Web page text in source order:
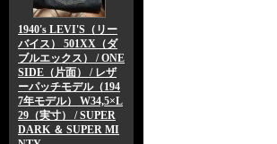
1940's LEVI'S（リー
バイス） 501XX（ダ
ブルエックス） / ONE
SIDE（片面） / レザ
ーパッチモデル（194
7年モデル） W34,5×L
29（実寸） / SUPER
DARK ＆ SUPER MI